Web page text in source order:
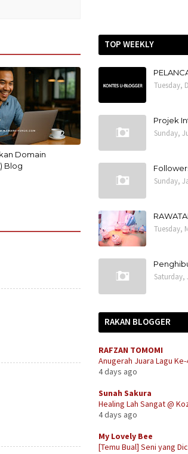
Domain
Blog
TOP WEEKLY
Tuesday,
Projek
Sunday,
Sunday,
Tuesday,
Saturday,
RAKAN BLOGGER
RAFZAN TOMOMI
Anugerah Juara Lagu
4 days ago
Sunah Sakura
Healing Lah Sangat @
4 days ago
My Lovely Bee
[Temu Bual] Seni yang